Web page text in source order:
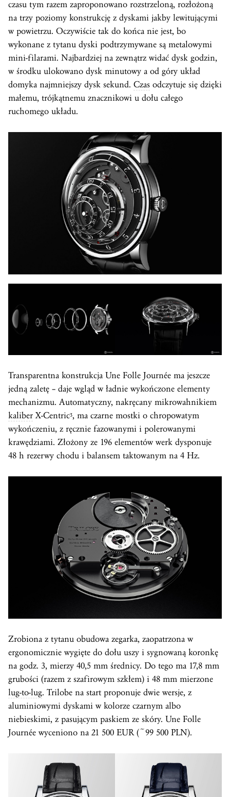
czasu tym razem zaproponowano rozstrzeloną, rozłożoną
na trzy poziomy konstrukcję z dyskami jakby lewitującymi
w powietrzu. Oczywiście tak do końca nie jest, bo
wykonane z tytanu dyski podtrzymywane są metalowymi
mini-filarami. Najbardziej na zewnątrz widać dysk godzin,
w środku ulokowano dysk minutowy a od góry układ
domyka najmniejszy dysk sekund. Czas odczytuje się dzięki
małemu, trójkątnemu znacznikowi u dołu całego
ruchomego układu.
Transparentna konstrukcja Une Folle Journée ma jeszcze
jedną zaletę – daje wgląd w ładnie wykończone elementy
mechanizmu. Automatyczny, nakręcany mikrowahnikiem
kaliber X-Centricᶾ, ma czarne mostki o chropowatym
wykończeniu, z ręcznie fazowanymi i polerowanymi
krawędziami. Złożony ze 196 elementów werk dysponuje
48 h rezerwy chodu i balansem taktowanym na 4 Hz.
Zrobiona z tytanu obudowa zegarka, zaopatrzona w
ergonomicznie wygięte do dołu uszy i sygnowaną koronkę
na godz. 3, mierzy 40,5 mm średnicy. Do tego ma 17,8 mm
grubości (razem z szafirowym szkłem) i 48 mm mierzone
lug-to-lug. Trilobe na start proponuje dwie wersje, z
aluminiowymi dyskami w kolorze czarnym albo
niebieskimi, z pasującym paskiem ze skóry. Une Folle
Journée wyceniono na 21 500 EUR (~99 500 PLN).